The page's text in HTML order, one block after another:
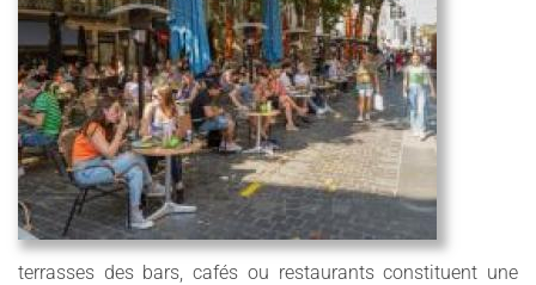
terrasses des bars, cafés ou restaurants constituent une